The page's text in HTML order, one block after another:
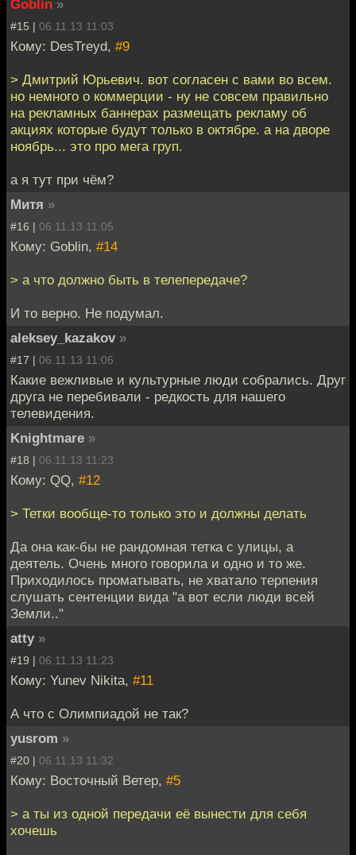
Goblin »
#15 | 06.11.13 11:03
Кому: DesTreyd, #9
> Дмитрий Юрьевич. вот согласен с вами во всем.
но немного о коммерции - ну не совсем правильно
на рекламных баннерах размещать рекламу об
акциях которые будут только в октябре. а на дворе
ноябрь... это про мега груп.
а я тут при чём?
Митя »
#16 | 06.11.13 11:05
Кому: Goblin, #14
> а что должно быть в телепередаче?
И то верно. Не подумал.
aleksey_kazakov »
#17 | 06.11.13 11:06
Какие вежливые и культурные люди собрались. Друг
друга не перебивали - редкость для нашего
телевидения.
Knightmare »
#18 | 06.11.13 11:23
Кому: QQ, #12
> Тетки вообще-то только это и должны делать
Да она как-бы не рандомная тетка с улицы, а
деятель. Очень много говорила и одно и то же.
Приходилось проматывать, не хватало терпения
слушать сентенции вида "а вот если люди всей
Земли.."
atty »
#19 | 06.11.13 11:23
Кому: Yunev Nikita, #11
А что с Олимпиадой не так?
yusrom »
#20 | 06.11.13 11:32
Кому: Восточный Ветер, #5
> а ты из одной передачи её вынести для себя
хочешь